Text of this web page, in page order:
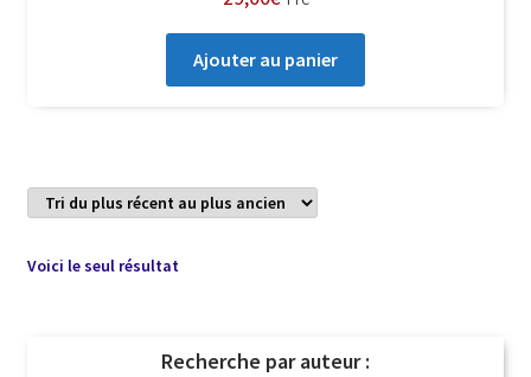
Ajouter au panier
Voici le seul résultat
Recherche par auteur :